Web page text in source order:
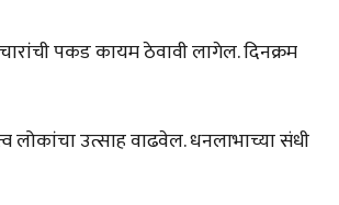
पकड कायम ठेवावी लागेल. दिनक्रम
लोकांचा उत्साह वाढवेल. धनलाभाच्या संधी